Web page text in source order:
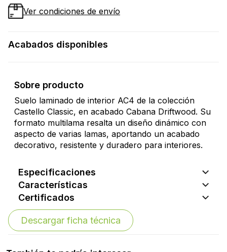
Ver condiciones de envío
Acabados disponibles
Sobre producto
Suelo laminado de interior AC4 de la colección
Castello Classic, en acabado Cabana Driftwood. Su
formato multilama resalta un diseño dinámico con
aspecto de varias lamas, aportando un acabado
decorativo, resistente y duradero para interiores.
Especificaciones
Características
Certificados
Descargar ficha técnica